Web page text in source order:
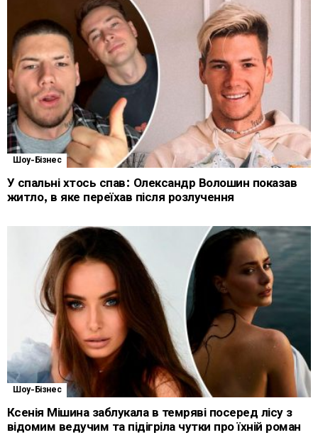
Шоу-Бізнес
У спальні хтось спав: Олександр Волошин показав
житло, в яке переїхав після розлучення
Шоу-Бізнес
Ксенія Мішина заблукала в темряві посеред лісу з
відомим ведучим та підігріла чутки про їхній роман